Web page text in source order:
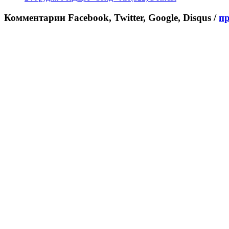
Комментарии Facebook, Twitter, Google, Disqus /